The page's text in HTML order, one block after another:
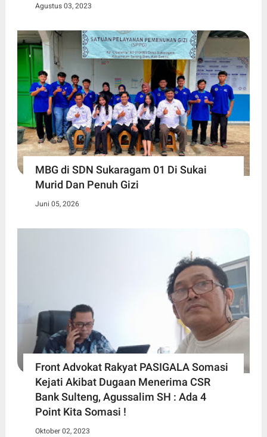
Agustus 03, 2023
MBG di SDN Sukaragam 01 Di Sukai
Murid Dan Penuh Gizi
Juni 05, 2026
Front Advokat Rakyat PASIGALA Somasi
Kejati Akibat Dugaan Menerima CSR
Bank Sulteng, Agussalim SH : Ada 4
Point Kita Somasi !
Oktober 02, 2023